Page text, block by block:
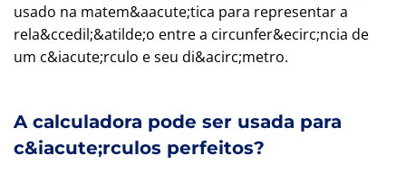
usado na matem&aacute;tica para representar a
rela&ccedil;&atilde;o entre a circunfer&ecirc;ncia de
um c&iacute;rculo e seu di&acirc;metro.
A calculadora pode ser usada para
c&iacute;rculos perfeitos?